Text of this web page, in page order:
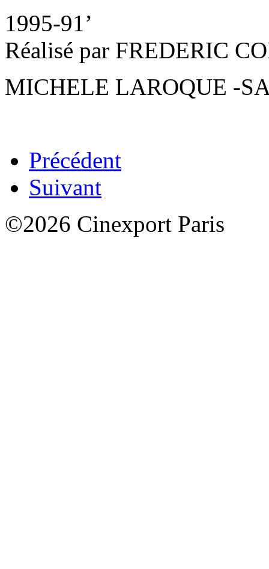
1995-91’
Réalisé par FREDERIC
MICHELE LAROQUE -
Précédent
Suivant
©2026 Cinexport Paris